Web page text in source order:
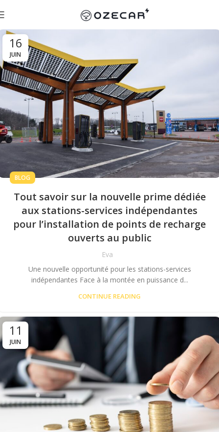
16
JUIN
BLOG
Tout savoir sur la nouvelle prime dédiée
aux stations-services indépendantes
pour l’installation de points de recharge
ouverts au public
Eva
Une nouvelle opportunité pour les stations-services
indépendantes Face à la montée en puissance d...
CONTINUE READING
11
JUIN